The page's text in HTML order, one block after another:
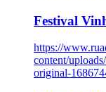
Festival
https://
content/
original-